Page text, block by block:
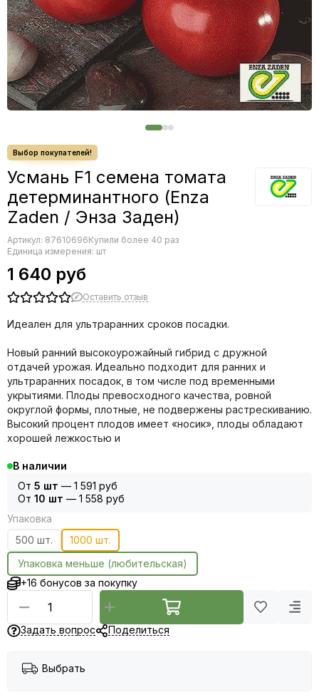
Редис
Редька
Салат
Свекла
Сельдерей
Спаржа
Земляника
Микрозелень - семена для проращивания
Фасоль
Фенхель
Усмань F1 семена томата
детерминантного (Enza
Zaden / Энза Заден)
Артикул: 87610696Купили более 40 раз
Единица измерения: шт
1 640 руб
Оставить отзыв
Идеален для ультраранних сроков посадки.
Новый ранний высокоурожайный гибрид с дружной
отдачей урожая. Идеально подходит для ранних и
ультраранних посадок, в том числе под временными
укрытиями. Плоды превосходного качества, ровной
округлой формы, плотные, не подвержены растрескиванию.
Высокий процент плодов имеет «носик», плоды обладают
хорошей лежкостью и
В наличии
От 5 шт — 1 591 руб
От 10 шт — 1 558 руб
Упаковка
500 шт.
1000 шт.
Упаковка меньше (любительская)
+16 бонусов за покупку
Задать вопрос Поделиться
Выбрать